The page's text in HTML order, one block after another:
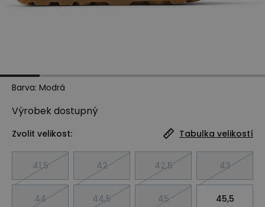
Barva: Modrá
Výrobek dostupný
Zvolit velikost: Tabulka velikostí
41,5 42 42,5 43
44 44,5 45 45,5